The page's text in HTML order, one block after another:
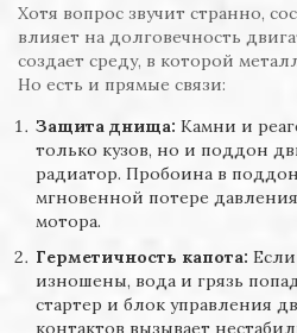
Хотя вопрос звучит странно,
влияет на долговечность
создает среду, в которой
Но есть и прямые связи:
Защита днища: Камни и
только кузов, но и поддон
радиатор. Пробоина в
мгновенной потере
мотора.
Герметичность капота:
изношены, вода и грязь
стартер и блок управления
контактов вызывает